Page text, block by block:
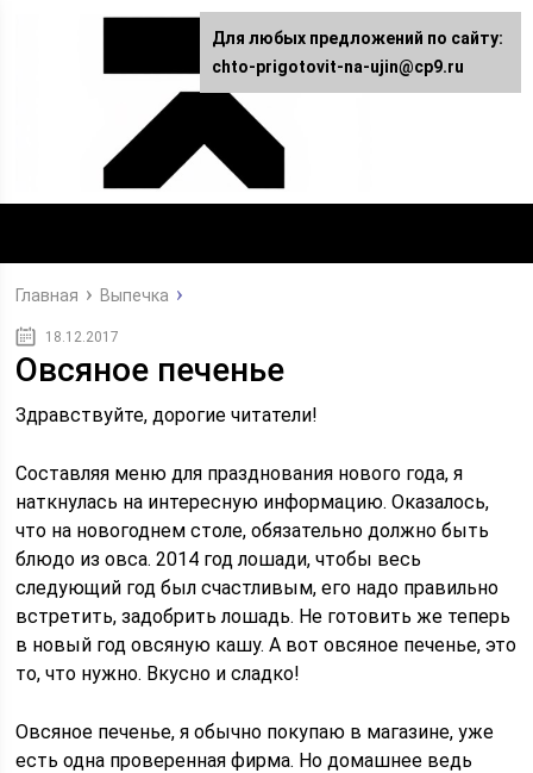
Главная Выпечка
18.12.2017
Овсяное печенье
Здравствуйте, дорогие читатели!
Составляя меню для празднования нового года, я
наткнулась на интересную информацию. Оказалось,
что на новогоднем столе, обязательно должно быть
блюдо из овса. 2014 год лошади, чтобы весь
следующий год был счастливым, его надо правильно
встретить, задобрить лошадь. Не готовить же теперь
в новый год овсяную кашу. А вот овсяное печенье, это
то, что нужно. Вкусно и сладко!
Овсяное печенье, я обычно покупаю в магазине, уже
есть одна проверенная фирма. Но домашнее ведь
Для любых предложений по сайту:
chto-prigotovit-na-ujin@cp9.ru